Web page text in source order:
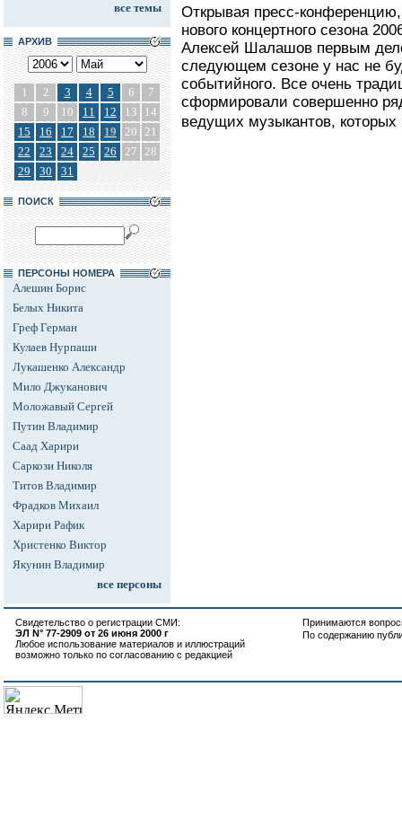
все темы
АРХИВ
1 2 3 4 5 6
7
8
9 10 11 12 13
14
15
16 17 18 19 20 21
22
23 24 25 26 27 28
29
30 31
ПОИСК
ПЕРСОНЫ НОМЕРА
Алешин Борис
Белых Никита
Греф Герман
Кулаев Нурпаши
Лукашенко Александр
Мило Джуканович
Моложавый Сергей
Путин Владимир
Саад Харири
Саркози Николя
Титов Владимир
Фрадков Михаил
Харири Рафик
Христенко Виктор
Якунин Владимир
все персоны
Открывая пресс-
нового концертного сезона
Алексей Шалашов первым
следующем сезоне у нас не
событийного. Все очень
сформировали совершенно
ведущих музыкантов,
Свидетельство о регистрации СМИ:
ЭЛ N° 77-2909 от 26 июня 2000 г
Любое использование материалов и иллюстраций
возможно только по согласованию с редакцией
Принимаются
По содержанию